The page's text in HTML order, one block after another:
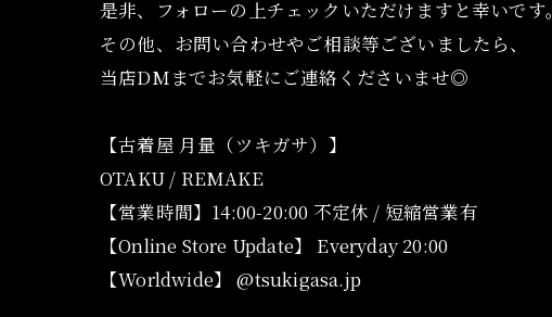
是非、フォローの上チェックいただけますと幸いです。
その他、お問い合わせやご相談等ございましたら、
当店DMまでお気軽にご連絡くださいませ◎
【古着屋 月量（ツキガサ）】
OTAKU / REMAKE
【営業時間】14:00-20:00 不定休 / 短縮営業有
【Online Store Update】 Everyday 20:00
【Worldwide】 @tsukigasa.jp